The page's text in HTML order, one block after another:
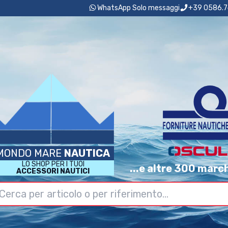
WhatsApp Solo messaggi +39
MARE NAUTICA
LO SHOP PER I TUOI
ACCESSORI NAUTICI
...e altre 300